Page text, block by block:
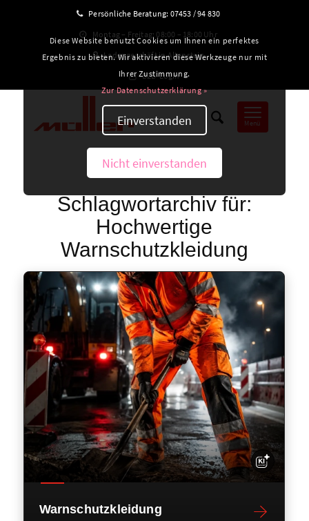
Persönliche Beratung: 07453 / 94 830
Montag – Freitag: 08:00 – 18:00 Uhr
Ladengeschäft in Altensteig
B2B-Login
Menü
Schlagwortarchiv für:
Hochwertige
Warnschutzkleidung
Warnschutzkleidung
Diese Website benutzt Cookies um Ihnen ein perfektes
Ergebnis zu bieten. Wir aktivieren diese Werkzeuge nur mit
Ihrer Zustimmung.
Zur Datenschutzerklärung »
Einverstanden
Nicht einverstanden